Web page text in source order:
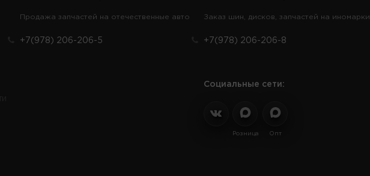
Продажа запчастей на отечественные авто
+7(978) 206-206-5
Заказ шин, дисков, запчастей на иномарки
+7(978) 206-206-8
Социальные сети:
Розница Опт